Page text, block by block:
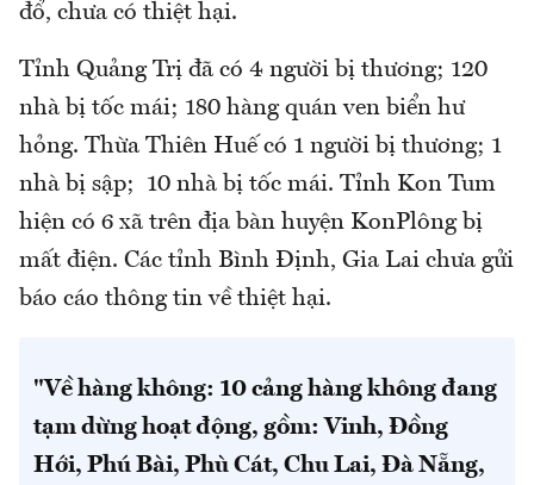
đổ, chưa có thiệt hại.
Tỉnh Quảng Trị đã có 4 người bị thương; 120
nhà bị tốc mái; 180 hàng quán ven biển hư
hỏng. Thừa Thiên Huế có 1 người bị thương; 1
nhà bị sập; 10 nhà bị tốc mái. Tỉnh Kon Tum
hiện có 6 xã trên địa bàn huyện KonPlông bị
mất điện. Các tỉnh Bình Định, Gia Lai chưa gửi
báo cáo thông tin về thiệt hại.
"Về hàng không: 10 cảng hàng không đang
tạm dừng hoạt động, gồm: Vinh, Đồng
Hới, Phú Bài, Phù Cát, Chu Lai, Đà Nẵng,